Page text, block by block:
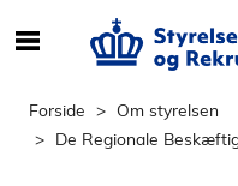
e
Forside
Om styrelsen
De Regionale